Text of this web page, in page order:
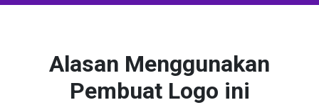
Alasan Menggunakan
Pembuat Logo ini